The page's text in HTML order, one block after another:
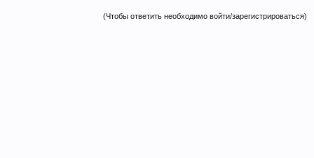
(Чтобы ответить необходимо войти/зарегистрироваться)